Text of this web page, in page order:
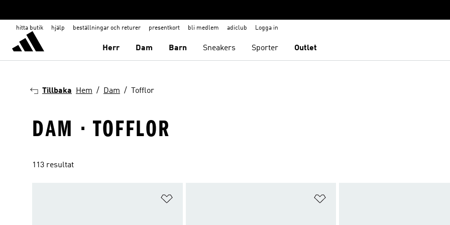
hitta butik hjälp beställningar och returer presentkort bli medlem adiclub Logga in
Herr Dam Barn Sneakers Sporter Outlet
Tillbaka Hem Dam Tofflor
DAM · TOFFLOR
113 resultat